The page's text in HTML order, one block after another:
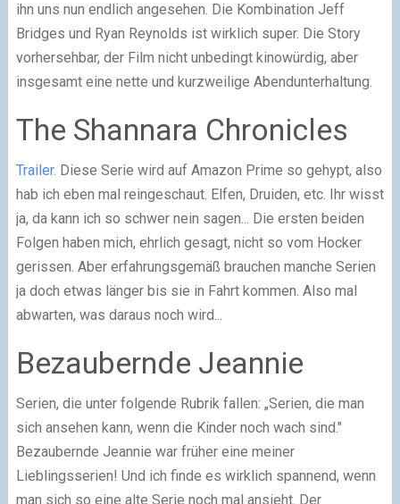
ihn uns nun endlich angesehen. Die Kombination Jeff
Bridges und Ryan Reynolds ist wirklich super. Die Story
vorhersehbar, der Film nicht unbedingt kinowürdig, aber
insgesamt eine nette und kurzweilige Abendunterhaltung.
The Shannara Chronicles
Trailer. Diese Serie wird auf Amazon Prime so gehypt, also
hab ich eben mal reingeschaut. Elfen, Druiden, etc. Ihr wisst
ja, da kann ich so schwer nein sagen... Die ersten beiden
Folgen haben mich, ehrlich gesagt, nicht so vom Hocker
gerissen. Aber erfahrungsgemäß brauchen manche Serien
ja doch etwas länger bis sie in Fahrt kommen. Also mal
abwarten, was daraus noch wird...
Bezaubernde Jeannie
Serien, die unter folgende Rubrik fallen: „Serien, die man
sich ansehen kann, wenn die Kinder noch wach sind."
Bezaubernde Jeannie war früher eine meiner
Lieblingsserien! Und ich finde es wirklich spannend, wenn
man sich so eine alte Serie noch mal ansieht. Der